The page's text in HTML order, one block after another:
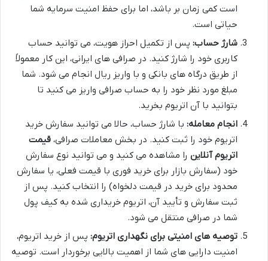
است کمی زمان بر باشد، اما برای حفظ امنیت سرمایه شما
حیاتی است.
شارژ حساب: پس از تکمیل احراز هویت، می توانید حساب
کاربری خود را شارژ کنید. در صرافی های ایرانی، این کار معمولاً
از طریق درگاه های بانکی و با واریز ریال انجام می شود. شما
مبلغ مورد نظر خود را به حساب صرافی واریز می کنید تا
بتوانید با آن اتریوم بخرید.
انجام معامله: با شارژ حساب، حالا می توانید سفارش خرید
اتریوم خود را ثبت کنید. در بخش معاملات صرافی، قیمت
اتریوم آنلاین را مشاهده می کنید و می توانید نوع سفارش
خود (سفارش بازار برای خرید فوری با قیمت فعلی، یا سفارش
محدود برای خرید در قیمت دلخواه) را انتخاب کنید. پس از
ثبت سفارش و تأیید آن، اتریوم خریداری شده به کیف پول
شما در صرافی منتقل می شود.
توصیه های امنیتی برای نگهداری اتریوم: پس از خرید اتریوم،
امنیت دارایی های شما از اهمیت بالایی برخوردار است. توصیه